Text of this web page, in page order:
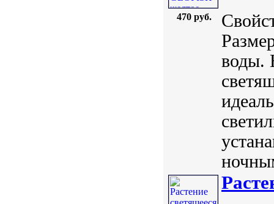
470 руб.
воды.